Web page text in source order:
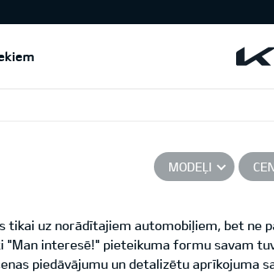
MODEĻI
tikai uz norādītajiem automobiļiem, bet
"Man interesē!" pieteikuma formu savam
piedāvājumu un detalizētu aprīkojuma